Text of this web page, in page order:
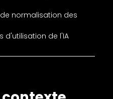
normalisation des
d'utilisation de l'IA